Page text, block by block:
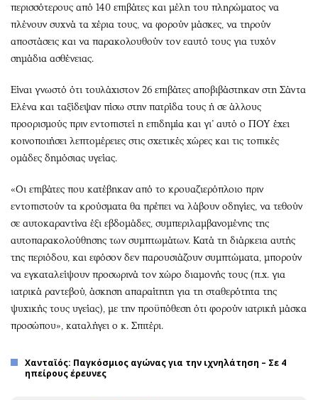
περισσότερους από 140 επιβάτες και μέλη του πληρώματος να
πλένουν συχνά τα χέρια τους, να φορούν μάσκες, να τηρούν
αποστάσεις και να παρακολουθούν τον εαυτό τους για τυχόν
σημάδια ασθένειας.
Είναι γνωστό ότι τουλάχιστον 26 επιβάτες αποβιβάστηκαν στη Σάντα
Ελένα και ταξίδεψαν πίσω στην πατρίδα τους ή σε άλλους
προορισμούς πριν εντοπιστεί η επιδημία και γι’ αυτό ο ΠΟΥ έχει
κοινοποιήσει λεπτομέρειες στις σχετικές χώρες και τις τοπικές
ομάδες δημόσιας υγείας.
«Οι επιβάτες που κατέβηκαν από το κρουαζιερόπλοιο πριν
εντοπιστούν τα κρούσματα θα πρέπει να λάβουν οδηγίες, να τεθούν
σε αυτοκαραντίνα έξι εβδομάδες, συμπεριλαμβανομένης της
αυτοπαρακολούθησης των συμπτωμάτων. Κατά τη διάρκεια αυτής
της περιόδου, και εφόσον δεν παρουσιάζουν συμπτώματα, μπορούν
να εγκαταλείψουν προσωρινά τον χώρο διαμονής τους (π.χ. για
ιατρικά ραντεβού, άσκηση απαραίτητη για τη σταθερότητα της
ψυχικής τους υγείας), με την προϋπόθεση ότι φορούν ιατρική μάσκα
προσώπου», καταλήγει ο κ. Σπιτέρι.
Χανταϊός: Παγκόσμιος αγώνας για την ιχνηλάτηση – Σε 4
ηπείρους έρευνες